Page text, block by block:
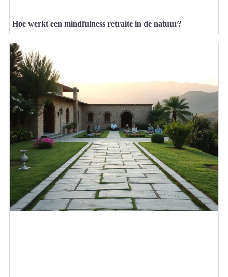
Hoe werkt een mindfulness retraite in de natuur?